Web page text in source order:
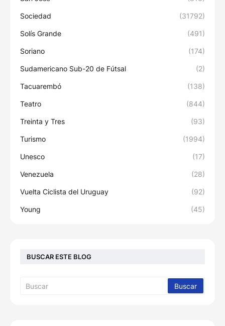
Sociedad (31792)
Solís Grande (491)
Soriano (174)
Sudamericano Sub-20 de Fútsal (2)
Tacuarembó (138)
Teatro (844)
Treinta y Tres (93)
Turismo (1994)
Unesco (17)
Venezuela (28)
Vuelta Ciclista del Uruguay (92)
Young (45)
BUSCAR ESTE BLOG